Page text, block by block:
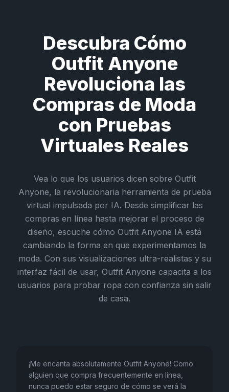
Descubra Cómo
Outfit Anyone
Revoluciona las
Compras de Moda
con Pruebas
Virtuales Reales
Vea lo que los usuarios dicen sobre Outfit
Anyone, la revolucionaria herramienta de prueba
virtual impulsada por IA. Desde simplificar las
compras en línea hasta mejorar el proceso de
diseño, escuche cómo Outfit Anyone IA está
cambiando la forma en que experimentamos la
moda. Con sus visualizaciones ultra-realistas y su
interfaz fácil de usar, Outfit Anyone capacita a los
usuarios para probar ropa con confianza sin salir
de casa.
¡Me encanta absolutamente Outfit Anyone! Como
alguien que compra frecuentemente en línea,
nunca puedo estar seguro de cómo se verá la